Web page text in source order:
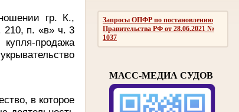
Запросы ОПФР по постановлению
Правительства РФ от 28.06.2021 №
1037
МАСС-МЕДИА СУДОВ
гр. К.,
210, п. «в» ч. 3
продажа
в которое